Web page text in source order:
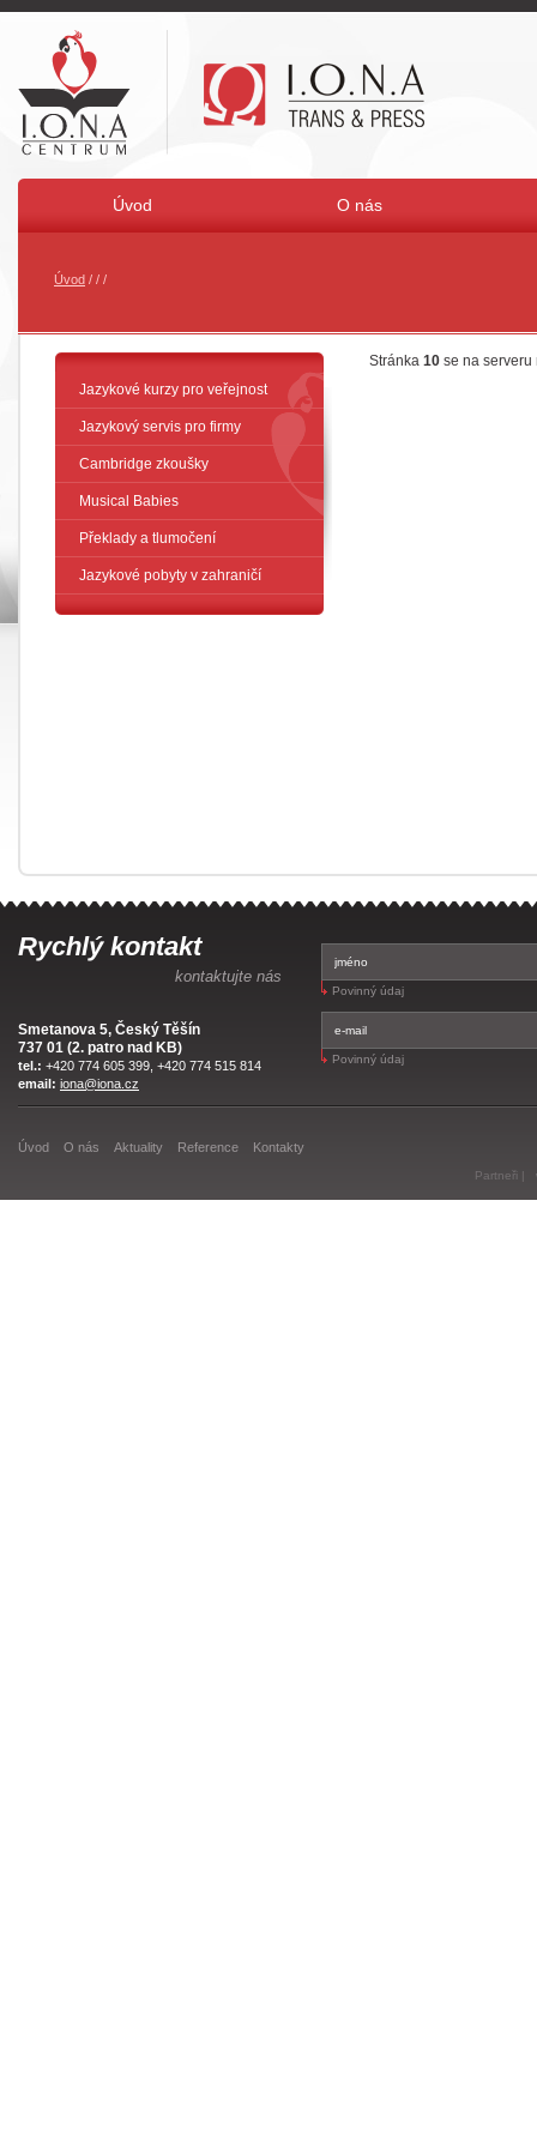
Úvod O nás
Úvod / / /
Jazykové kurzy pro veřejnost
Jazykový servis pro firmy
Cambridge zkoušky
Musical Babies
Překlady a tlumočení
Jazykové pobyty v zahraničí
Stránka 10 se na serveru
Rychlý kontakt
kontaktujte nás
Smetanova 5, Český Těšín
737 01 (2. patro nad KB)
tel.: +420 774 605 399, +420 774 515 814
email: iona@iona.cz
Povinný údaj
Povinný údaj
Úvod O nás Aktuality Reference Kontakty
Partneři |